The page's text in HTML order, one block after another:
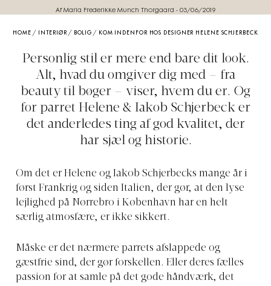
Af Maria Frederikke Munch Thorgaard - 03/06/2019
HOME / INTERIØR / BOLIG / KOM INDENFOR HOS DESIGNER HELENE SCHJERBECK
Personlig stil er mere end bare dit look.
Alt, hvad du omgiver dig med – fra
beauty til bøger – viser, hvem du er. Og
for parret Helene & Iakob Schjerbeck er
det anderledes ting af god kvalitet, der
har sjæl og historie.
Om det er Helene og Iakob Schjerbecks mange år i
først Frankrig og siden Italien, der gør, at den lyse
lejlighed på Nørrebro i København har en helt
særlig atmosfære, er ikke sikkert.
Måske er det nærmere parrets afslappede og
gæstfrie sind, der gør forskellen. Eller deres fælles
passion for at samle på det gode håndværk, det